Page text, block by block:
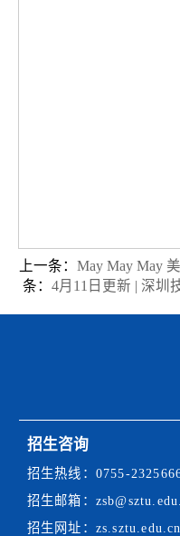
上一条： May May May
条： 4月11日更新 | 深圳
招生咨询
招生热线： 0755-
招生邮箱：
招生网址： zs.sztu.edu.cn